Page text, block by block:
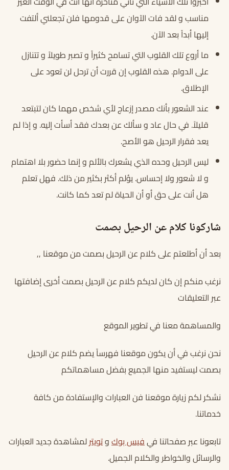
مناسب و لقد فات الآوان على قدومها فلن تجعلني ألتفت
إليها أبداً بعد الآن.
ما أروع تلك القلوب التي تسامح كثيراً و تصبر طويلاً و تتنازل
على الدوام. هذه القلوب إن قررت أن ترحل لن تعود على
الإطلاق.
عند الشعور بأنك مصدر إزعاج لأي شخص مهما كان لتبتعد
قليلاً. في حال عاد و سألك عن بعدك فقد أسأت إليه. و إذا لم
يعد فقرار الرحيل هو الأصح.
ليس الرحيل وحده الذي يشعرك بالألم و إنما حضور بلا اهتمام
و لا شعور ولا إحساس. يؤلم أكثر بكثير من ذلك. فهل تعلم
هل أنت على حق أو أن الحياة لم تعد كما كانت.
شاركونا كلام عن الرحيل بصمت
بعد أن أطلعتم على كلام عن الرحيل بصمت من موقعنا ,,
نرغب منكم إن كان لديكم كلام عن الرحيل بصمت أخرى إضافتها
عبر التعليقات
والمساهمة معنا في تطوير الموقع
نحن نرغب في أن يكون موقعنا فهرساً يضم كلام عن الرحيل
بصمت ليستفيد منها الجميع بفضل مساهماتكم
نشكر لكم زيارة موقعنا فن العبارات والإستفادة من كافة
خدماتنا.
تابعونا عبر صفحاتنا فيفيس بوكوتويترلمشاهدة جديد العبارات
والرسائل والخواطر والكلام الجميل.